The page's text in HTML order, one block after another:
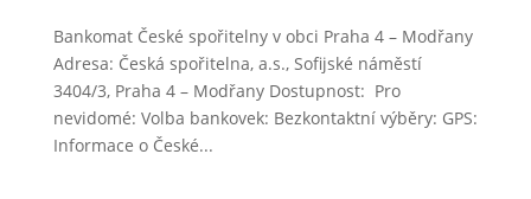
Bankomat České spořitelny v obci Praha 4 – Modřany
Adresa: Česká spořitelna, a.s., Sofijské náměstí
3404/3, Praha 4 – Modřany Dostupnost: Pro
nevidomé: Volba bankovek: Bezkontaktní výběry: GPS:
Informace o České...